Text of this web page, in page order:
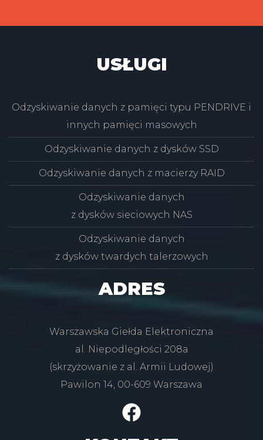
USŁUGI
Odzyskiwanie danych z pamięci typu PENDRIVE i
innych pamięci masowych
Odzyskiwanie danych z dysków SSD
Odzyskiwanie danych z macierzy RAID
Odzyskiwanie danych
z dysków sieciowych NAS
Odzyskiwanie danych
z dysków twardych talerzowych
ADRES
Warszawska Giełda Elektroniczna
al. Niepodległości 208a
(skrzyżowanie z al. Armii Ludowej)
Pawilon 14, 00-609 Warszawa